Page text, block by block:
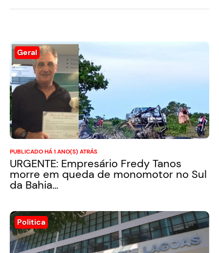
Geral
PUBLICADO HÁ 1 ANO(S) ATRÁS
URGENTE: Empresário Fredy Tanos
morre em queda de monomotor no Sul
da Bahia...
Politica